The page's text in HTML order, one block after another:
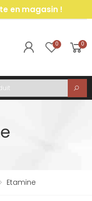
en magasin !
0 0
Etamine